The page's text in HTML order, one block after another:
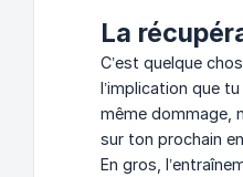
La
C’est quelque
l’implication que
même dommage,
sur ton prochain
En gros,